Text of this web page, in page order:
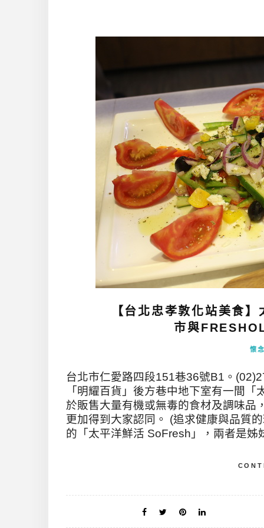
【台北忠孝敦化站美食
市與
懷
台北市仁愛路四段151巷36號B1。
「明耀百貨」後方巷中地下室有一間
於販售大量有機或無毒的食材及調味品
更加得到大家認同。 (追求健康與品質
的「太平洋鮮活 SoFresh」，兩者是